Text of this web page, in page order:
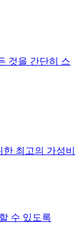
것을 간단히 스
최고의 가성비
수 있도록